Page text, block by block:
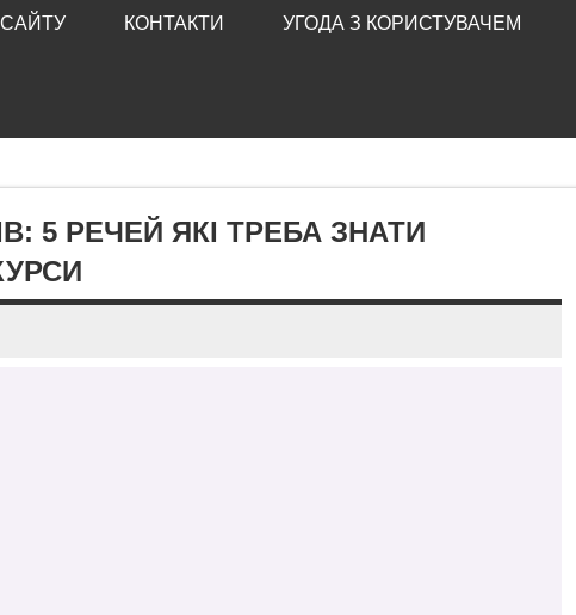
КОНТАКТИ УГОДА З КОРИСТУВАЧЕМ
5 РЕЧЕЙ ЯКІ ТРЕБА ЗНАТИ